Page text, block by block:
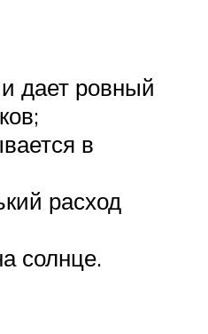
дает ровный
в
расход
солнце.